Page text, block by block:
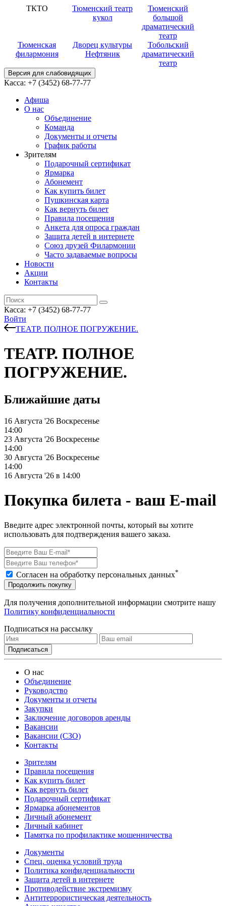
ТКТО
Тюменский театр
кукол
Тюменский
большой
драматический
театр
Тюменская
филармония
Дворец культуры
Нефтяник
Тобольский
драматический
театр
Версия для слабовидящих
Касса: +7 (3452) 68-77-77
Афиша
О нас
Объединение
Команда
Документы и отчеты
График работы
Зрителям
Подарочный сертификат
Ярмарка
Абонемент
Как купить билет
Пушкинская карта
Как вернуть билет
Правила посещения
Анкета для опроса граждан
Защита детей в интернете
Союз друзей Филармонии
Часто задаваемые вопросы
Новости
Акции
Контакты
Касса: +7 (3452) 68-77-77
Войти
ТЕАТР. ПОЛНОЕ ПОГРУЖЕНИЕ.
ТЕАТР. ПОЛНОЕ
ПОГРУЖЕНИЕ.
Ближайшие даты
16 Августа '26 Воскресенье
14:00
23 Августа '26 Воскресенье
14:00
30 Августа '26 Воскресенье
14:00
16 Августа '26 в 14:00
Покупка билета - ваш E-mail
Введите адрес электронной почты, который вы хотите
использовать для подтверждения вашего заказа.
Согласен на обработку персональных данных*
Продолжить покупку
Для получения дополнительной информации смотрите нашу
Политику конфиденциальности
Подписаться на рассылку
О нас
Объединение
Руководство
Документы и отчеты
Закупки
Заключение договоров аренды
Вакансии
Вакансии (СЗО)
Контакты
Зрителям
Правила посещения
Как купить билет
Как вернуть билет
Подарочный сертификат
Ярмарка абонементов
Личный абонемент
Личный кабинет
Памятка по профилактике мошенничества
Документы
Спец. оценка условий труда
Политика конфиденциальности
Защита детей в интернете
Противодействие экстремизму
Антитеррористическая деятельность